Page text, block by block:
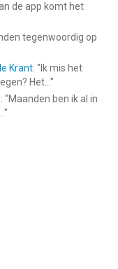
de app komt het
tegenwoordig op
Krant: " Ik mis het
Het... "
: "Maanden ben ik al in
"